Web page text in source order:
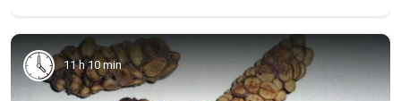
11 h 10 min